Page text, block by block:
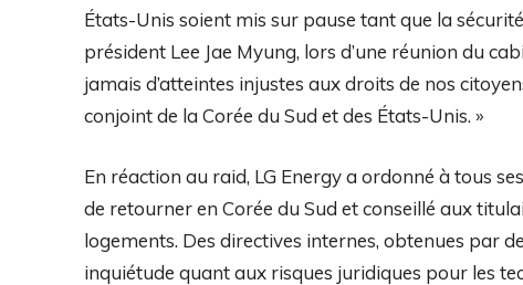
États-Unis soient mis sur pause tant que la
président Lee Jae Myung, lors d’une réunion du
jamais d’atteintes injustes aux droits de nos
conjoint de la Corée du Sud et des États-Unis. »
En réaction au raid, LG Energy a ordonné à tous
de retourner en Corée du Sud et conseillé aux
logements. Des directives internes, obtenues par
inquiétude quant aux risques juridiques pour les